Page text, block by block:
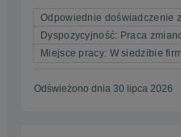
Odpowiednie doświadczenie
Dyspozycyjność: Praca
Miejsce pracy: W siedzibie
Odświeżono dnia 30 lipca 2026